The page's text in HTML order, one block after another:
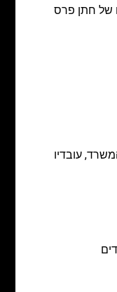
של חתן פרס
עובדיו